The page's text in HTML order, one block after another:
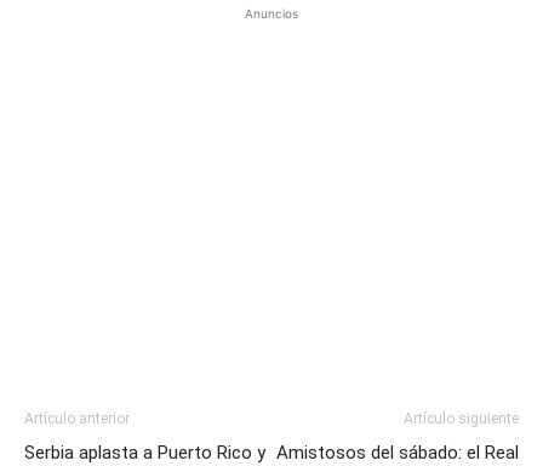
Anuncios
Artículo anterior
Serbia aplasta a Puerto Rico y
Artículo siguiente
Amistosos del sábado: el Real